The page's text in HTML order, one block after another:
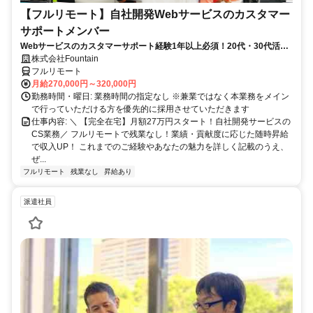
【フルリモート】自社開発Webサービスのカスタマー
サポートメンバー
Webサービスのカスタマーサポート経験1年以上必須！20代・30代活躍
中！株式会社Fountain
フルリモート
月給270,000円～320,000円
勤務時間・曜日: 業務時間の指定なし ※兼業ではなく本業務をメイン
で行っていただける方を優先的に採用させていただきます
仕事内容: ＼ 【完全在宅】月額27万円スタート！自社開発サービスの
CS業務／ フルリモートで残業なし！業績・貢献度に応じた随時昇給
で収入UP！ これまでのご経験やあなたの魅力を詳しく記載のうえ、
ぜ...
フルリモート 残業なし 昇給あり
派遣社員